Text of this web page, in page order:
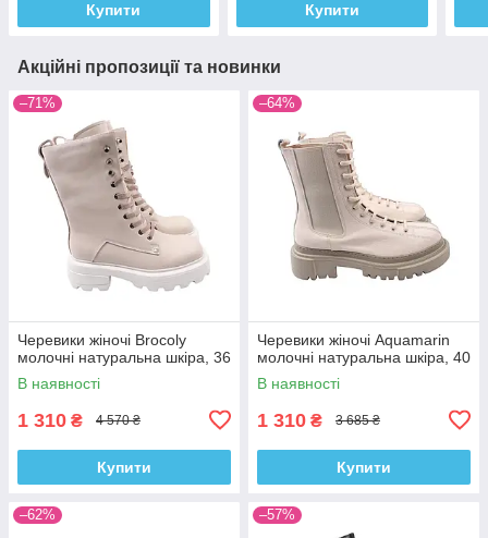
Купити Купити
Акційні пропозиції та новинки
–71%
Черевики жіночі Brocoly
молочні натуральна шкіра, 36
В наявності
1 310 ₴ 4 570 ₴
Купити
–64%
Черевики жіночі Aquamarin
молочні натуральна шкіра, 40
В наявності
1 310 ₴ 3 685 ₴
Купити
–62% –57%